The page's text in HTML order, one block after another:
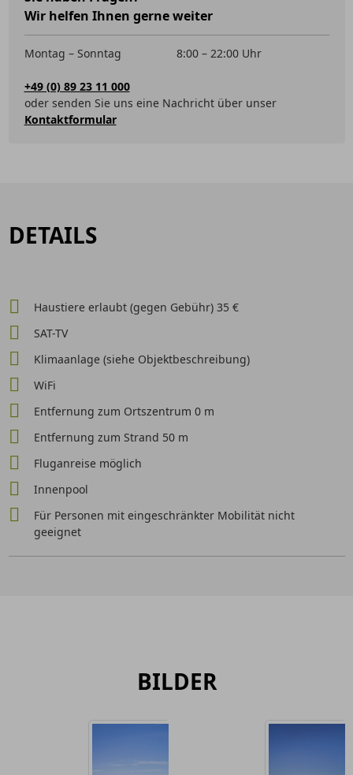
Wir helfen Ihnen gerne weiter
Montag – Sonntag 8:00 – 22:00 Uhr
+49 (0) 89 23 11 000
oder senden Sie uns eine Nachricht über unser
Kontaktformular
DETAILS
Haustiere erlaubt (gegen Gebühr) 35 €
SAT-TV
Klimaanlage (siehe Objektbeschreibung)
WiFi
Entfernung zum Ortszentrum 0 m
Entfernung zum Strand 50 m
Fluganreise möglich
Innenpool
Für Personen mit eingeschränkter Mobilität nicht
geeignet
BILDER